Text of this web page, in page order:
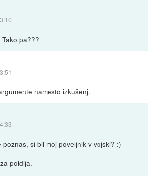
pa???
namesto izkušenj.
poznas, si bil moj poveljnik v vojski? :)
poldija.